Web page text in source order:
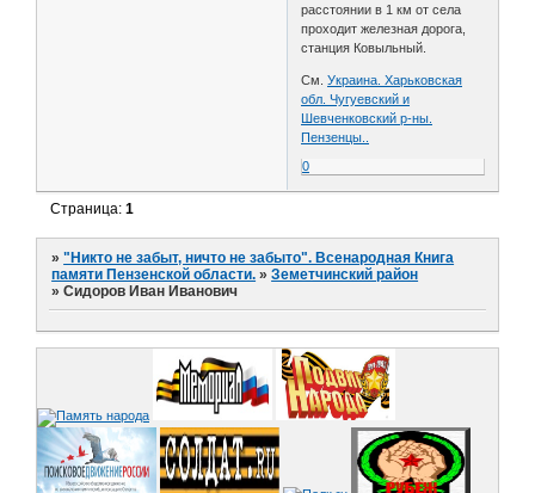
расстоянии в 1 км от села
проходит железная дорога,
станция Ковыльный.
См.Украина. Харьковская
обл. Чугуевский и
Шевченковский р-ны.
Пензенцы..
0
Страница:1
»"Никто не забыт, ничто не забыто". Всенародная Книга
памяти Пензенской области. »Земетчинский район
»Сидоров Иван Иванович